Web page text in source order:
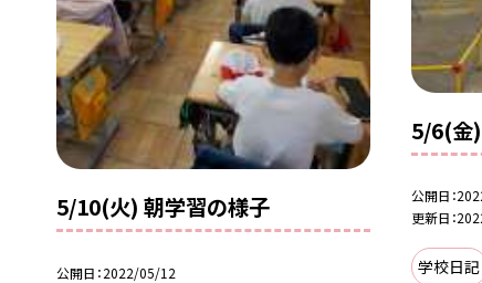
5/10(火) 朝学習の様子
公開日 2022/05/12
5/6(金
公開日
更新日
学校日記